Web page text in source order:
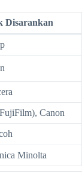
Disarankan
Canon
Minolta